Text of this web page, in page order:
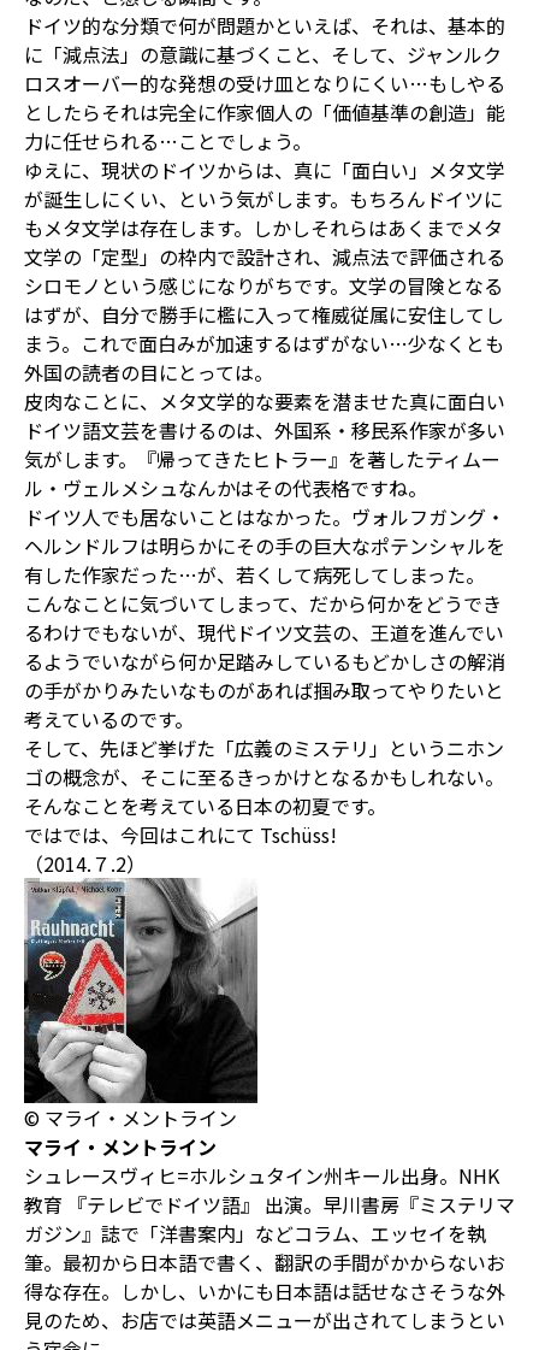
ドイツ的な分類で何が問題かといえば、それは、基本的
に「減点法」の意識に基づくこと、そして、ジャンルク
ロスオーバー的な発想の受け皿となりにくい…もしやる
としたらそれは完全に作家個人の「価値基準の創造」能
力に任せられる…ことでしょう。
ゆえに、現状のドイツからは、真に「面白い」メタ文学
が誕生しにくい、という気がします。もちろんドイツに
もメタ文学は存在します。しかしそれらはあくまでメタ
文学の「定型」の枠内で設計され、減点法で評価される
シロモノという感じになりがちです。文学の冒険となる
はずが、自分で勝手に檻に入って権威従属に安住してし
まう。これで面白みが加速するはずがない…少なくとも
外国の読者の目にとっては。
皮肉なことに、メタ文学的な要素を潜ませた真に面白い
ドイツ語文芸を書けるのは、外国系・移民系作家が多い
気がします。『帰ってきたヒトラー』を著したティムー
ル・ヴェルメシュなんかはその代表格ですね。
ドイツ人でも居ないことはなかった。ヴォルフガング・
ヘルンドルフは明らかにその手の巨大なポテンシャルを
有した作家だった…が、若くして病死してしまった。
こんなことに気づいてしまって、だから何かをどうでき
るわけでもないが、現代ドイツ文芸の、王道を進んでい
るようでいながら何か足踏みしているもどかしさの解消
の手がかりみたいなものがあれば掴み取ってやりたいと
考えているのです。
そして、先ほど挙げた「広義のミステリ」というニホン
ゴの概念が、そこに至るきっかけとなるかもしれない。
そんなことを考えている日本の初夏です。
ではでは、今回はこれにて Tschüss!
（2014.７.2）
© マライ・メントライン
マライ・メントライン
シュレースヴィヒ=ホルシュタイン州キール出身。NHK
教育 『テレビでドイツ語』 出演。早川書房『ミステリマ
ガジン』誌で「洋書案内」などコラム、エッセイを執
筆。最初から日本語で書く、翻訳の手間がかからないお
得な存在。しかし、いかにも日本語は話せなさそうな外
見のため、お店では英語メニューが出されてしまうとい